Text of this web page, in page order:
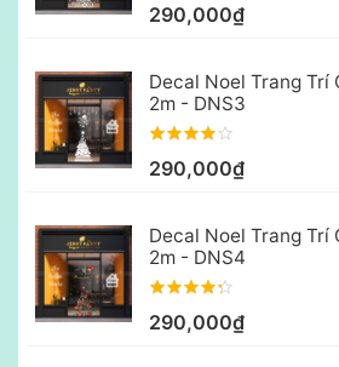
290,000₫
Decal Noel Trang Trí
2m - DNS3
290,000₫
Decal Noel Trang Trí
2m - DNS4
290,000₫